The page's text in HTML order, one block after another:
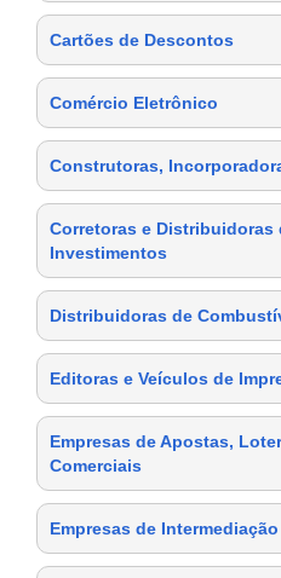
Cartões de Descontos
Comércio Eletrônico
Construtoras,
Corretoras e Distribuidoras
Investimentos
Distribuidoras de
Editoras e Veículos de
Empresas de Apostas,
Comerciais
Empresas de